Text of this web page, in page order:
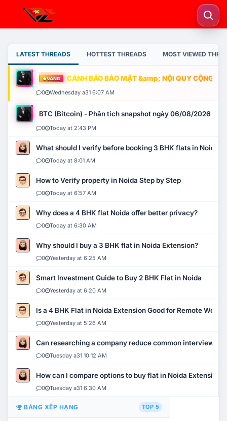
LATEST THREADS HOTTEST THREADS MOST VIEWED
VÀNG CẢNH BÁO BẢO MẬT &amp; NỘI QUY CỘNG
0 Wednesday a31 6:07 AM
BTC (Bitcoin) - Phân tích snapshot ngày 06/08/2026
0 Today at 2:43 PM
What should I verify before booking 3 BHK flats in Noida?
0 Today at 8:01 AM
How to Verify property in Noida Step by Step
0 Today at 6:57 AM
Why does a 4 BHK flat Noida offer better privacy?
0 Today at 6:30 AM
Why should I buy a 3 BHK flat in Noida Extension?
0 Yesterday at 6:25 AM
Smart Investment Guide to Buy 2 BHK Flat in Noida
0 Yesterday at 6:20 AM
Is a 4 BHK Flat in Noida Extension Good for Remote Work?
0 Yesterday at 5:26 AM
Can researching a company reduce common interview
0 Tuesday a31 10:12 AM
How can I compare options to buy flat in Noida Extension?
0 Tuesday a31 6:30 AM
BẢNG XẾP HẠNG TOP 5